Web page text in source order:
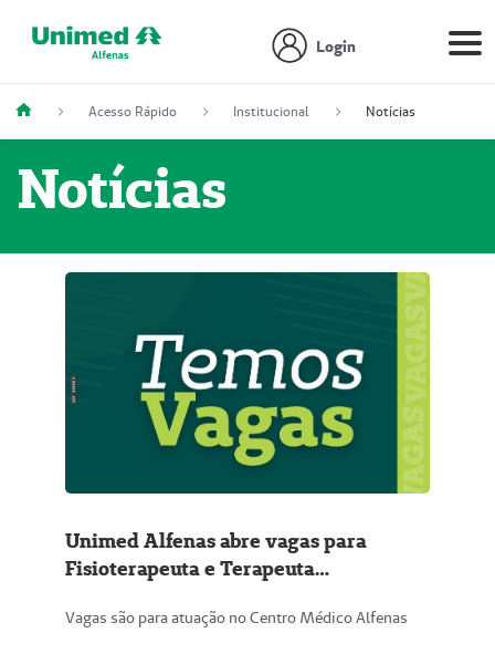
Login
Acesso Rápido Institucional Notícias
Notícias
Unimed Alfenas abre vagas para
Fisioterapeuta e Terapeuta
Vagas são para atuação no Centro Médico Alfenas